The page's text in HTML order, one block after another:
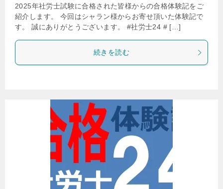
2025年社労士試験に合格された皆様からの合格体験記をご
紹介します。 今回はシャラン様からお寄せ頂いた体験記で
す。 誠にありがとうございます。 #社労士24 # […]
続きを読む